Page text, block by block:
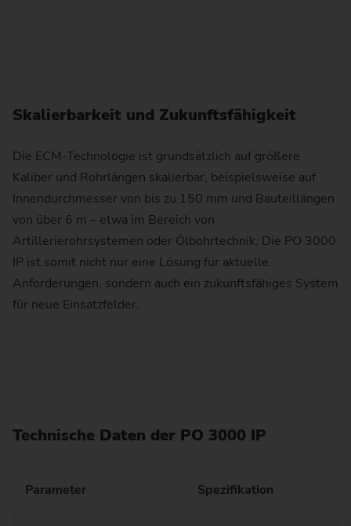
Skalierbarkeit und Zukunftsfähigkeit
Die ECM-Technologie ist grundsätzlich auf größere
Kaliber und Rohrlängen skalierbar, beispielsweise auf
Innendurchmesser von bis zu 150 mm und Bauteillängen
von über 6 m – etwa im Bereich von
Artillerierohrsystemen oder Ölbohrtechnik. Die PO 3000
IP ist somit nicht nur eine Lösung für aktuelle
Anforderungen, sondern auch ein zukunftsfähiges System
für neue Einsatzfelder.
Technische Daten der PO 3000 IP
Parameter Spezifikation